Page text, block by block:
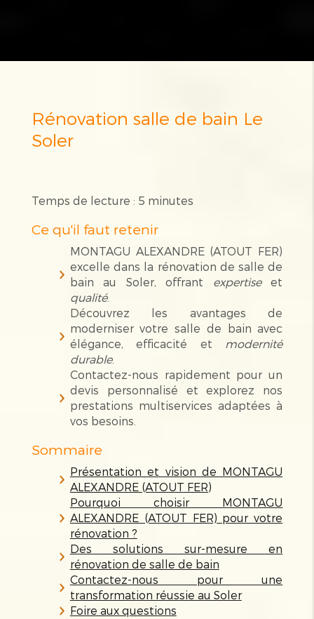
Rénovation salle de bain Le
Soler
Temps de lecture : 5 minutes
Ce qu'il faut retenir
MONTAGU ALEXANDRE (ATOUT FER)
excelle dans la rénovation de salle de
bain au Soler, offrant expertiseet
qualité.
Découvrez les avantages de
moderniser votre salle de bain avec
élégance, efficacité et modernité
durable.
Contactez-nous rapidement pour un
devis personnalisé et explorez nos
prestations multiservices adaptées à
vos besoins.
Sommaire
Présentation et vision de MONTAGU
ALEXANDRE (ATOUT FER)
Pourquoi choisir MONTAGU
ALEXANDRE (ATOUT FER) pour votre
rénovation ?
Des solutions sur-mesure en
rénovation de salle de bain
Contactez-nous pour une
transformation réussie au Soler
Foire aux questions